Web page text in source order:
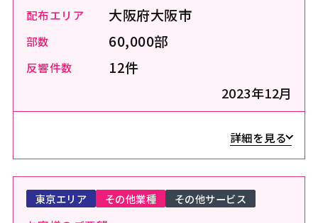
配布エリア 大阪府大阪市
部数 60,000部
反響件数 12件
2023年12月
詳細を見る
東京エリア その他業種 その他サービス